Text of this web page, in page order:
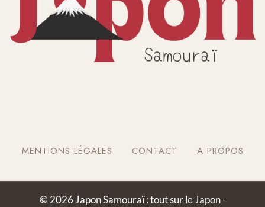
MENTIONS LÉGALES CONTACT A PROPOS
© 2026 Japon Samouraï : tout sur le Japon -